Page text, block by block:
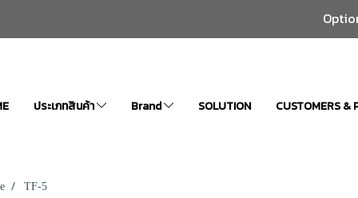
ประเภทสินค้า Brand SOLUTION CUSTOMERS &
TF-5